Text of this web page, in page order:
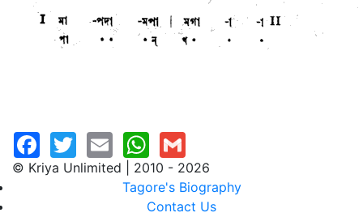
© Kriya Unlimited | 2010 - 2026
Tagore's Biography
Contact Us